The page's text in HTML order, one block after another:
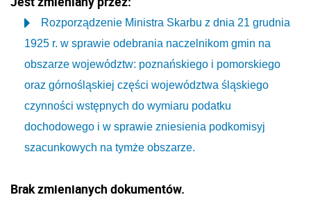
Rozporządzenie Ministra Skarbu z dnia 21 grudnia
1925 r. w sprawie odebrania naczelnikom gmin na
obszarze województw: poznańskiego i pomorskiego
oraz górnośląskiej części województwa śląskiego
czynności wstępnych do wymiaru podatku
dochodowego i w sprawie zniesienia podkomisyj
szacunkowych na tymże obszarze.
Brak zmienianych dokumentów.